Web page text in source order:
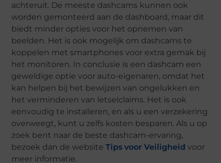
achteruit. De meeste dashcams kunnen ook
worden gemonteerd aan de dashboard, maar dit
biedt minder opties voor het opnemen van
beelden. Het is ook mogelijk om dashcams te
koppelen met smartphones voor extra gemak bij
het monitoren. In conclusie is een dashcam een
geweldige optie voor auto-eigenaren, omdat het
kan helpen bij het bewijzen van ongelukken en
het verminderen van letselclaims. Het is ook
eenvoudig te installeren, en als u een verzekering
overweegt, kunt u zelfs kosten besparen. Als u op
zoek bent naar de beste dashcam-ervaring,
bezoek dan de websiteTips voor Veiligheid voor
meer informatie.